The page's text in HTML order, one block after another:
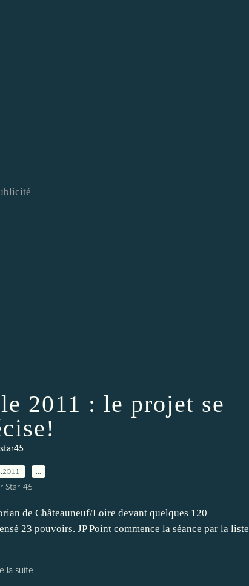
2011 : le projet se
star45
Star-45
de Châteauneuf/Loire devant quelques 120
23 pouvoirs. JP Point commence la séance par la liste
la suite